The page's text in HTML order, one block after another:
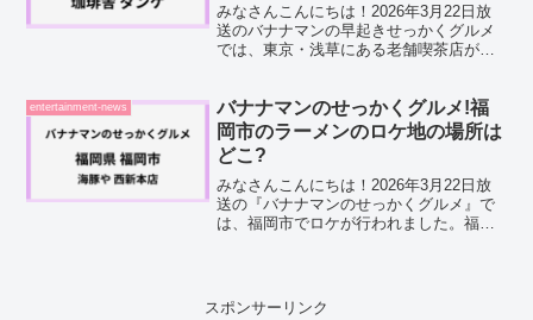
みなさんこんにちは！2026年3月22日放
送のバナナマンの早起きせっかくグルメ
では、東京・浅草にある老舗喫茶店が紹
集まる下町エリアですよね。そんな情緒
あふれる街に、昭和...
entertainment-news
バナナマンのせっかくグルメ!福
岡市のラーメンのロケ地の場所は
どこ?
みなさんこんにちは！2026年3月22日放
送の『バナナマンのせっかくグルメ』で
は、福岡市でロケが行われました。福岡
ストレートな麺との組...
スポンサーリンク